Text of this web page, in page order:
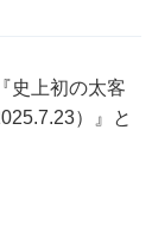
史上初の太客
）』と